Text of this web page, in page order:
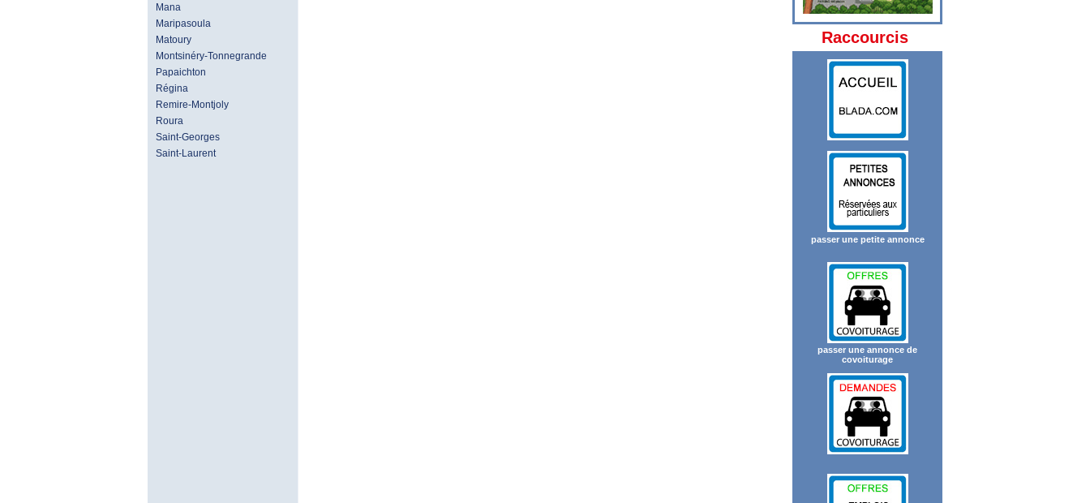
Mana
Maripasoula
Matoury
Montsinéry-Tonnegrande
Papaichton
Régina
Remire-Montjoly
Roura
Saint-Georges
Saint-Laurent
Raccourcis
passer une petite annonce
passer une annonce de
covoiturage